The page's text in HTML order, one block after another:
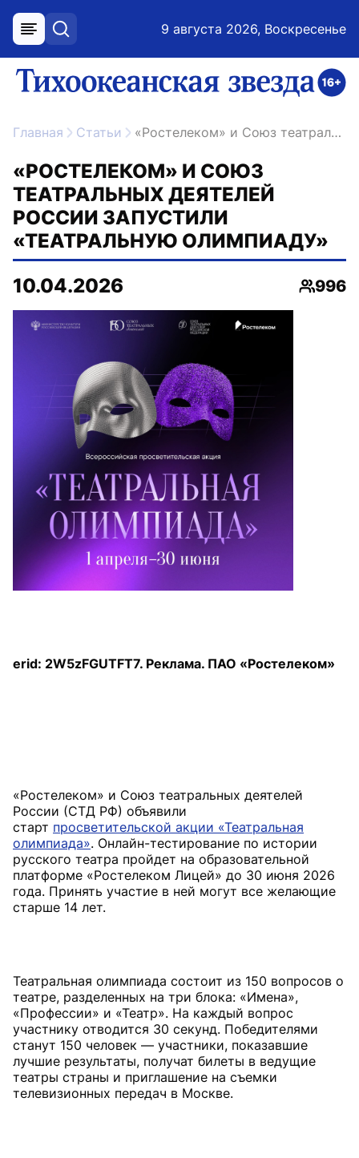
меню поиск 9 августа 2026, Воскресенье
ссылка на главную
Главная Статьи «Ростелеком» и Союз театральных деятелей России запустили «Театральную олимпиаду»
«РОСТЕЛЕКОМ» И СОЮЗ
ТЕАТРАЛЬНЫХ ДЕЯТЕЛЕЙ
РОССИИ ЗАПУСТИЛИ
«ТЕАТРАЛЬНУЮ ОЛИМПИАДУ»
10.04.2026
996
erid: 2W5zFGUTFT7. Реклама. ПАО «Ростелеком»
«Ростелеком» и Союз театральных деятелей
России (СТД РФ) объявили
старт просветительской акции «Театральная
олимпиада». Онлайн-тестирование по истории
русского театра пройдет на образовательной
платформе «Ростелеком Лицей» до 30 июня 2026
года. Принять участие в ней могут все желающие
Театральная олимпиада состоит из 150 вопросов о
театре, разделенных на три блока: «Имена»,
«Профессии» и «Театр». На каждый вопрос
участнику отводится 30 секунд. Победителями
станут 150 человек — участники, показавшие
лучшие результаты, получат билеты в ведущие
театры страны и приглашение на съемки